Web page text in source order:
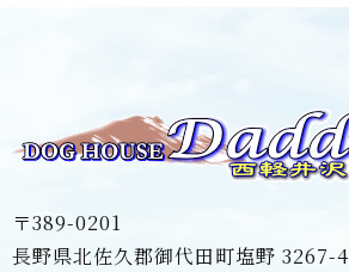
〒389-0201
長野県北佐久郡御代田町塩野 3267-4